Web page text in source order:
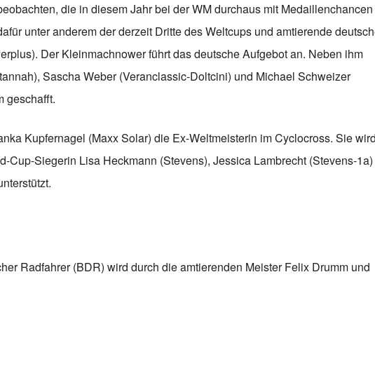
die in diesem Jahr bei der WM durchaus mit Medaillenchancen
unter anderem der derzeit Dritte des Weltcups und amtierende
Der Kleinmachnower führt das deutsche Aufgebot an. Neben ihm
Sascha Weber (Veranclassic-Doltcini) und Michael Schweizer
geschafft.
Kupfernagel (Maxx Solar) die Ex-Weltmeisterin im Cyclocross. Sie
Cup-Siegerin Lisa Heckmann (Stevens), Jessica Lambrecht (Stevens-1a)
Radfahrer (BDR) wird durch die amtierenden Meister Felix Drumm und